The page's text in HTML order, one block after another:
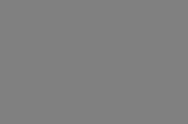
- menu openen